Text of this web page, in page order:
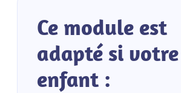
Ce module est
adapté si votre
enfant :